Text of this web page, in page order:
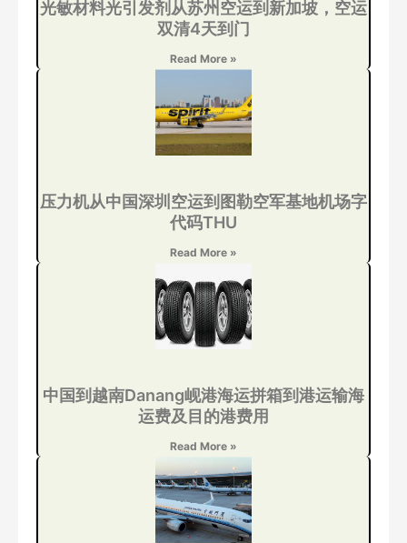
光敏材料光引发剂从苏州空运到新加坡，空运
双清4天到门
Read More »
压力机从中国深圳空运到图勒空军基地机场字
代码THU
Read More »
中国到越南Danang岘港海运拼箱到港运输海
运费及目的港费用
Read More »